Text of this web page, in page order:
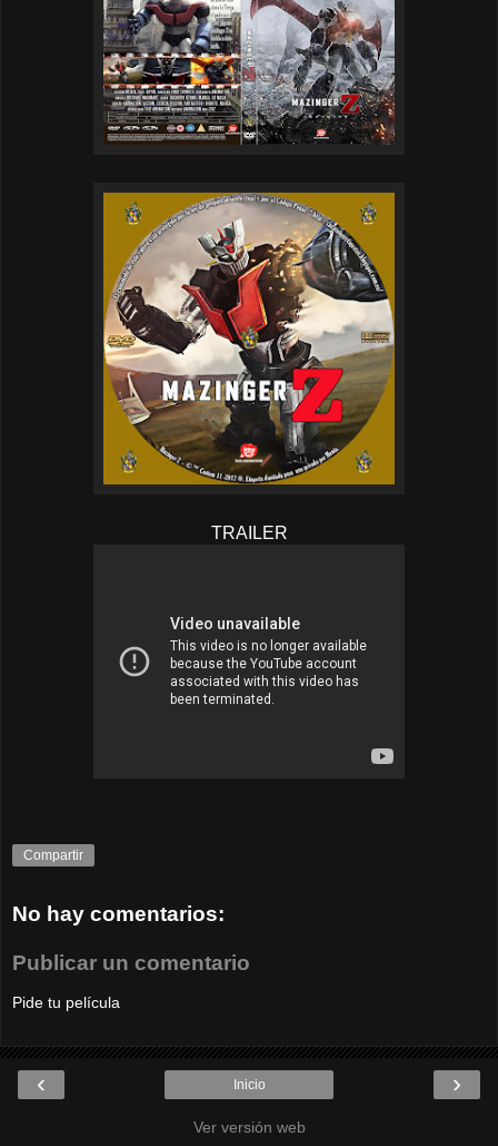
TRAILER
Compartir
No hay comentarios:
Publicar un comentario
Pide tu película
‹ ›
Inicio
Ver versión web